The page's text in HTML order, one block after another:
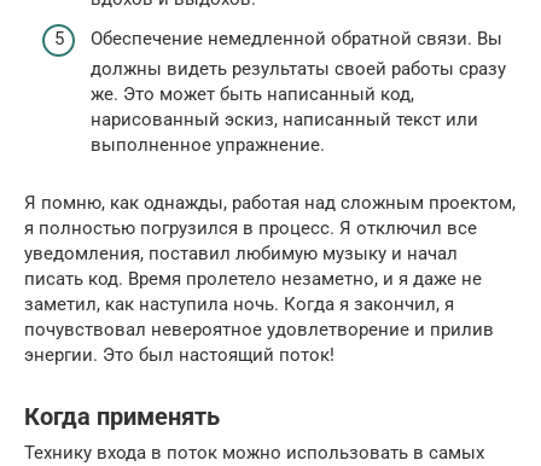
Обеспечение немедленной обратной связи. Вы
должны видеть результаты своей работы сразу
же. Это может быть написанный код,
нарисованный эскиз, написанный текст или
выполненное упражнение.
Я помню, как однажды, работая над сложным проектом,
я полностью погрузился в процесс. Я отключил все
уведомления, поставил любимую музыку и начал
писать код. Время пролетело незаметно, и я даже не
заметил, как наступила ночь. Когда я закончил, я
почувствовал невероятное удовлетворение и прилив
энергии. Это был настоящий поток!
Когда применять
Технику входа в поток можно использовать в самых